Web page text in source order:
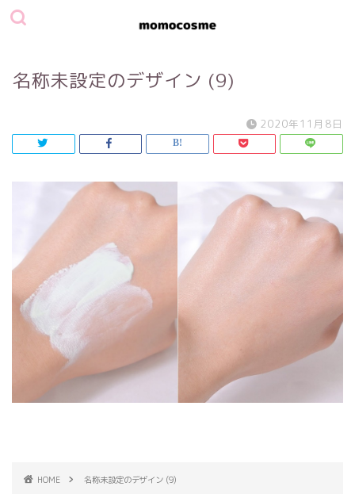
名称未設定のデザイン (9)
2020年11月8日
HOME 名称未設定のデザイン (9)